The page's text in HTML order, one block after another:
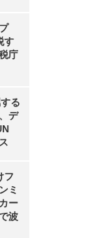
す
庁
る
デ
フ
ミ
ー
波